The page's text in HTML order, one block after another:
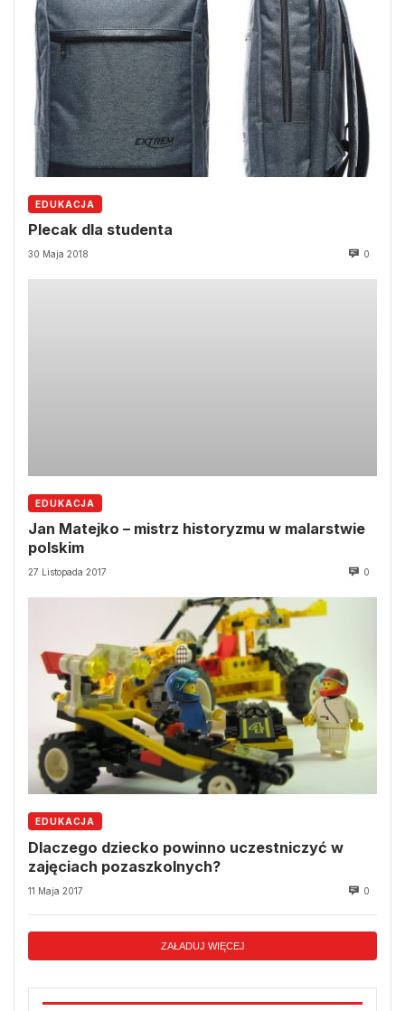
EDUKACJA
Plecak dla studenta
30 Maja 2018 0
EDUKACJA
Jan Matejko – mistrz historyzmu w malarstwie
polskim
27 Listopada 2017 0
EDUKACJA
Dlaczego dziecko powinno uczestniczyć w
zajęciach pozaszkolnych?
11 Maja 2017 0
ZAŁADUJ WIĘCEJ